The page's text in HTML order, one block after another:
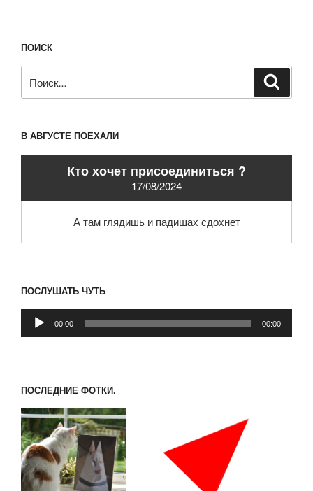
ПОИСК
В АВГУСТЕ ПОЕХАЛИ
Кто хочет присоединиться ?
17/08/2024
А там глядишь и падишах сдохнет
ПОСЛУШАТЬ ЧУТЬ
Аудиоплеер
00:00 00:00
ПОСЛЕДНИЕ ФОТКИ.